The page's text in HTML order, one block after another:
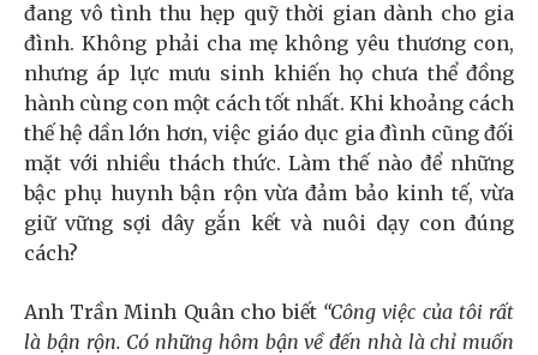
đang vô tình thu hẹp quỹ thời gian dành cho gia
đình. Không phải cha mẹ không yêu thương con,
nhưng áp lực mưu sinh khiến họ chưa thể đồng
hành cùng con một cách tốt nhất. Khi khoảng cách
thế hệ dần lớn hơn, việc giáo dục gia đình cũng đối
mặt với nhiều thách thức. Làm thế nào để những
bậc phụ huynh bận rộn vừa đảm bảo kinh tế, vừa
giữ vững sợi dây gắn kết và nuôi dạy con đúng
cách?
Anh Trần Minh Quân cho biết “Công việc của tôi rất
là bận rộn. Có những hôm bận về đến nhà là chỉ muốn